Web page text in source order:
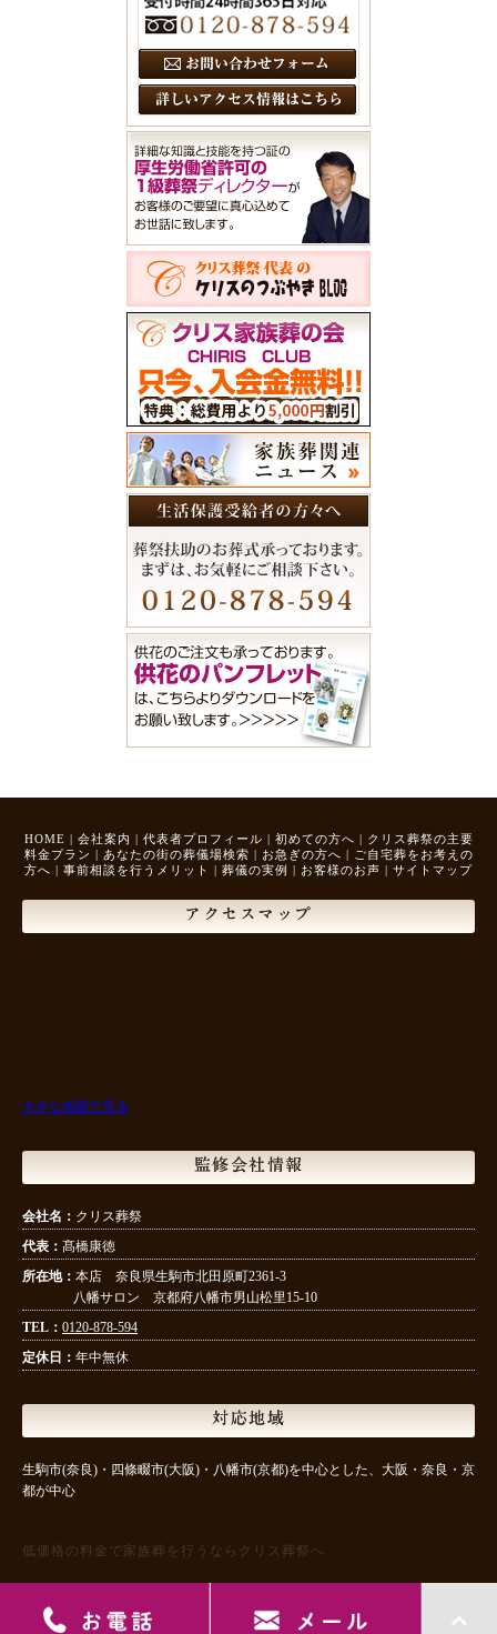
HOME | 会社案内 | 代表者プロフィール | 初めての方へ | クリス葬祭の主要
料金プラン | あなたの街の葬儀場検索 | お急ぎの方へ | ご自宅葬をお考えの
方へ | 事前相談を行うメリット | 葬儀の実例 | お客様のお声 | サイトマップ
アクセスマップ
大きな地図で見る
監修会社情報
会社名： クリス葬祭
代表： 髙橋康徳
所在地： 本店 奈良県生駒市北田原町2361-3
八幡サロン 京都府八幡市男山松里15-10
TEL： 0120-878-594
定休日： 年中無休
対応地域
生駒市(奈良)・四條畷市(大阪)・八幡市(京都)を中心とした、大阪・奈良・京
都が中心
低価格の料金で家族葬を行うならクリス葬祭へ